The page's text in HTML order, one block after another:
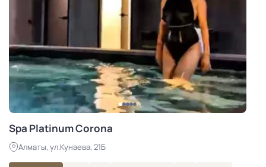
Spa Platinum Corona
Алматы, ул.Кунаева, 21Б